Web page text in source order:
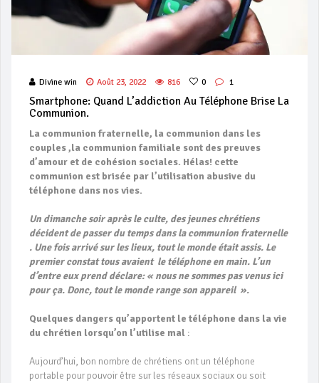
Divine win Août 23, 2022 816 0 1
Smartphone: Quand L’addiction Au Téléphone Brise La
Communion.
La communion fraternelle, la communion dans les
couples ,la communion familiale sont des preuves
d’amour et de cohésion sociales. Hélas! cette
communion est brisée par l’utilisation abusive du
téléphone dans nos vies.
Un dimanche soir après le culte, des jeunes chrétiens
décident de passer du temps dans la communion fraternelle
. Une fois arrivé sur les lieux, tout le mondeétait assis. Le
premier constat tous avaient le téléphone en main. L’un
d’entre eux prenddéclare: « nous ne sommes pas venus ici
pour ça. Donc, tout le monde range son appareil ».
Quelques dangers qu’apportent le téléphone dans la vie
du chrétien lorsqu’on l’utilise mal :
Aujourd’hui, bon nombre de chrétiens ont un téléphone
portable pour pouvoir être sur les réseaux sociaux ou soit